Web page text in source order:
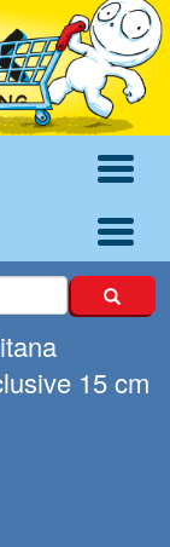
15 cm